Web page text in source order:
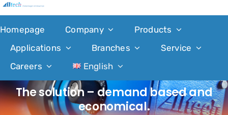
Skip
content
Homepage Company
Products
Applications
Branches
Service
Careers
English
The solution – demand based and
economical.